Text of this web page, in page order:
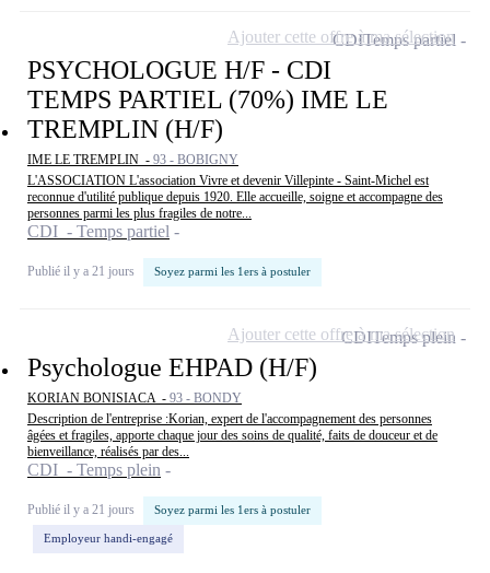
PSYCHOLOGUE H/F - CDI
TEMPS PARTIEL (70%) IME LE
TREMPLIN (H/F)
IME LE TREMPLIN - 93 - BOBIGNY
L'ASSOCIATION L'association Vivre et devenir Villepinte - Saint-Michel est
reconnue d'utilité publique depuis 1920. Elle accueille, soigne et accompagne des
personnes parmi les plus fragiles de notre...
CDI - Temps partiel
Publié il y a 21 jours Soyez parmi les 1ers à postuler
CDITemps partiel
Ajouter cette offre à ma sélection
Psychologue EHPAD (H/F)
KORIAN BONISIACA - 93 - BONDY
Description de l'entreprise :Korian, expert de l'accompagnement des personnes
âgées et fragiles, apporte chaque jour des soins de qualité, faits de douceur et de
bienveillance, réalisés par des...
CDI - Temps plein
Publié il y a 21 jours Soyez parmi les 1ers à postuler
Employeur handi-engagé
CDITemps plein
Ajouter cette offre à ma sélection